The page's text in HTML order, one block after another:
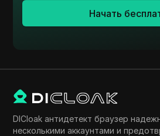
Начать
DICloak антидетект браузер
несколькими аккаунтами и